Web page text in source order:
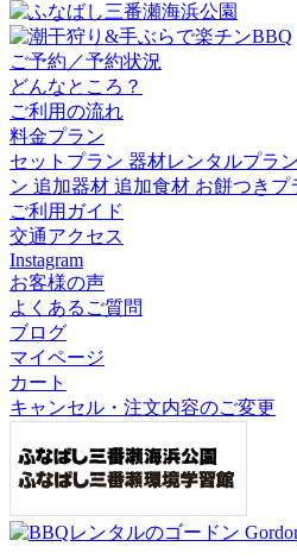
ご予約／予約状況
どんなところ？
ご利用の流れ
料金プラン
セットプラン 器材レンタルプラン
ン 追加器材 追加食材 お餅つきプ
ご利用ガイド
交通アクセス
Instagram
お客様の声
よくあるご質問
ブログ
マイページ
カート
キャンセル・注文内容のご変更